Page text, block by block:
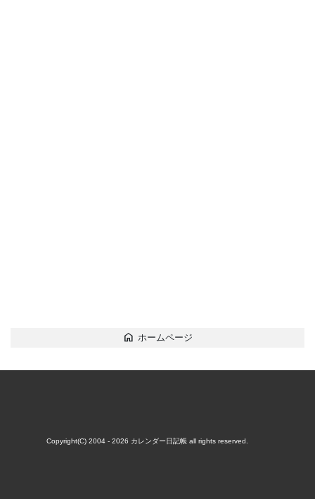
home ホームページ
Copyright(C) 2004 - 2026 カレンダー日記帳all rights reserved.